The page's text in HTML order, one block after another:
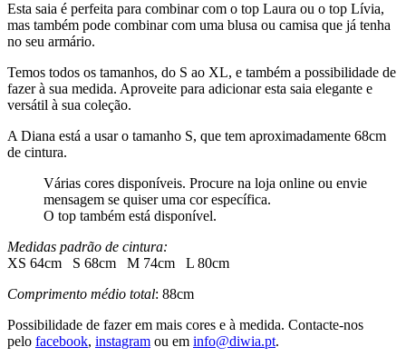
Esta saia é perfeita para combinar com o top Laura ou o top Lívia,
mas também pode combinar com uma blusa ou camisa que já tenha
no seu armário.
Temos todos os tamanhos, do S ao XL, e também a possibilidade de
fazer à sua medida. Aproveite para adicionar esta saia elegante e
versátil à sua coleção.
A Diana está a usar o tamanho S, que tem aproximadamente 68cm
de cintura.
Várias cores disponíveis. Procure na loja online ou envie
mensagem se quiser uma cor específica.
O top também está disponível.
Medidas padrão de cintura:
XS 64cm S 68cm M 74cm L 80cm
Comprimento médio total: 88cm
Possibilidade de fazer em mais cores e à medida. Contacte-nos
pelo facebook, instagram ou em info@diwia.pt.